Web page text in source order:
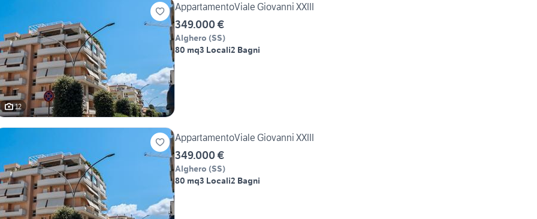
12
AppartamentoViale Giovanni XXIII
349.000 €
Alghero (SS)
80 mq3 Locali2 Bagni
AppartamentoViale Giovanni XXIII
349.000 €
Alghero (SS)
80 mq3 Locali2 Bagni